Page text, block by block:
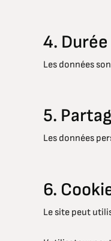
4.
Les données
5.
Les données
6.
Le site peut